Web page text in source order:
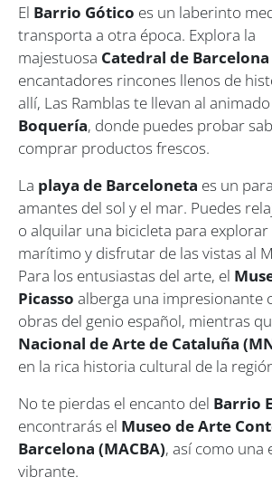
El Barrio Gótico es un laberinto
transporta a otra época. Explora la
majestuosa Catedral de Barcelona
encantadores rincones llenos de
allí, Las Ramblas te llevan al animado
Boquería, donde puedes probar
comprar productos frescos.
La playa de Barceloneta es un
amantes del sol y el mar. Puedes
o alquilar una bicicleta para explorar
marítimo y disfrutar de las vistas al
Para los entusiastas del arte, el
Picasso alberga una impresionante
obras del genio español, mientras
Nacional de Arte de Cataluña
en la rica historia cultural de la
No te pierdas el encanto del Barrio
encontrarás el Museo de Arte
Barcelona (MACBA), así como una
vibrante.